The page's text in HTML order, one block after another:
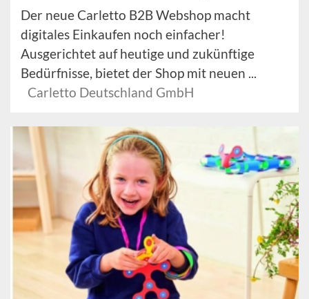
Der neue Carletto B2B Webshop macht
digitales Einkaufen noch einfacher!
Ausgerichtet auf heutige und zukünftige
Bedürfnisse, bietet der Shop mit neuen ...
Carletto Deutschland GmbH